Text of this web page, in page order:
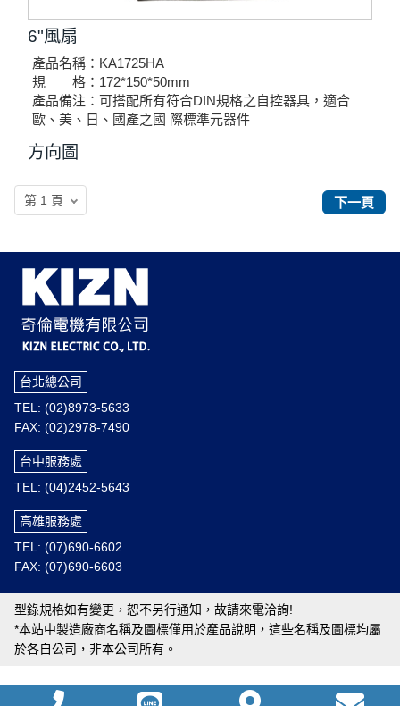
6"風扇
產品名稱：KA1725HA
規 格：172*150*50mm
產品備注：可搭配所有符合DIN規格之自控器具，適合
歐、美、日、國產之國 際標準元器件
方向圖
下一頁
台北總公司
TEL: (02)8973-5633
FAX: (02)2978-7490
台中服務處
TEL: (04)2452-5643
高雄服務處
TEL: (07)690-6602
FAX: (07)690-6603
型錄規格如有變更，恕不另行通知，故請來電洽詢!
*本站中製造廠商名稱及圖標僅用於產品說明，這些名稱及圖標均屬
於各自公司，非本公司所有。